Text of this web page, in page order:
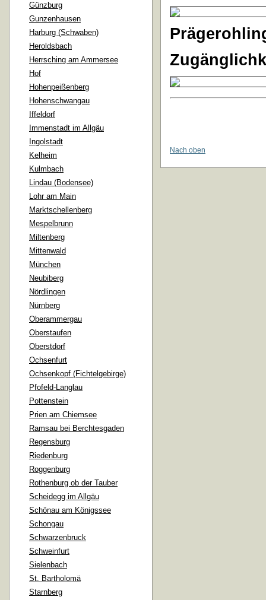
Günzburg
Gunzenhausen
Harburg (Schwaben)
Heroldsbach
Herrsching am Ammersee
Hof
Hohenpeißenberg
Hohenschwangau
Iffeldorf
Immenstadt im Allgäu
Ingolstadt
Kelheim
Kulmbach
Lindau (Bodensee)
Lohr am Main
Marktschellenberg
Mespelbrunn
Miltenberg
Mittenwald
München
Neubiberg
Nördlingen
Nürnberg
Oberammergau
Oberstaufen
Oberstdorf
Ochsenfurt
Ochsenkopf (Fichtelgebirge)
Pfofeld-Langlau
Pottenstein
Prien am Chiemsee
Ramsau bei Berchtesgaden
Regensburg
Riedenburg
Roggenburg
Rothenburg ob der Tauber
Scheidegg im Allgäu
Schönau am Königssee
Schongau
Schwarzenbruck
Schweinfurt
Sielenbach
St. Bartholomä
Starnberg
Nach oben